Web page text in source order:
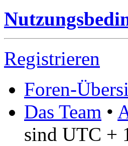
Registrieren
Foren-
Das Team •
sind UTC +